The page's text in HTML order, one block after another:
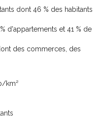
dont 46 % des habitants
d'appartements et 41 % de
des commerces, des
km²